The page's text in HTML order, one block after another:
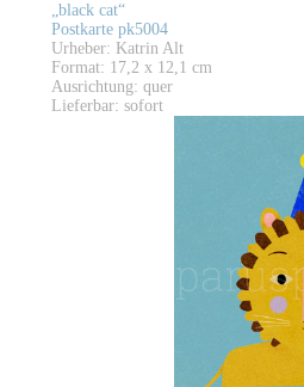
„black cat“
Postkarte pk5004
Urheber: Katrin Alt
Format: 17,2 x 12,1 cm
Ausrichtung: quer
Lieferbar: sofort